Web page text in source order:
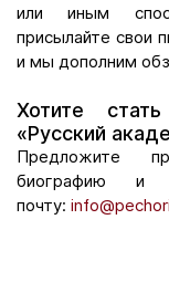
или иным
присылайте свои
и мы дополним
Хотите
«Русский
Предложите
биографию
почту: